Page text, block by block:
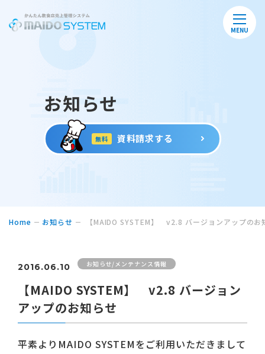
MENU
お知らせ
無料 資料請求する
Home お知らせ 【MAIDO SYSTEM】 v2.8 バージョンアップのお
2016.06.10 お知らせ/メンテナンス情報
【MAIDO SYSTEM】 v2.8 バージョン
アップのお知らせ
平素よりMAIDO SYSTEMをご利用いただきまして